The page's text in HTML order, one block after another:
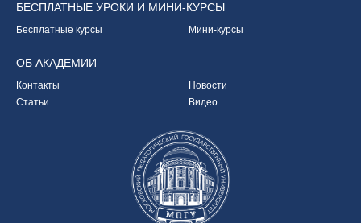
БЕСПЛАТНЫЕ УРОКИ И МИНИ-КУРСЫ
Бесплатные курсы Мини-курсы
ОБ АКАДЕМИИ
Контакты
Новости
Статьи
Видео